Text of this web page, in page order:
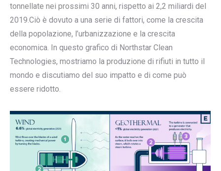
tonnellate nei prossimi 30 anni, rispetto ai 2,2 miliardi del
2019.Ciò è dovuto a una serie di fattori, come la crescita
della popolazione, l’urbanizzazione e la crescita
economica. In questo grafico di Northstar Clean
Technologies, mostriamo la produzione di rifiuti in tutto il
mondo e discutiamo del suo impatto e di come può
essere ridotto.